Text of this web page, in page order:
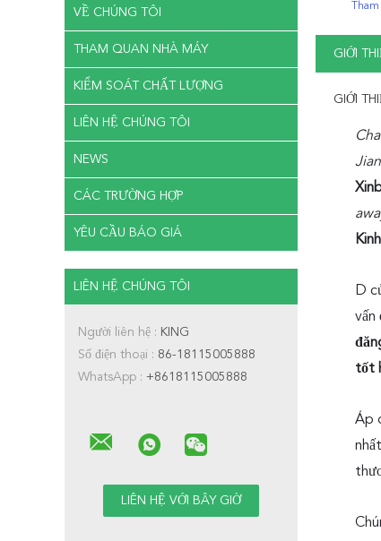
VỀ CHÚNG TÔI
THAM QUAN NHÀ MÁY
KIỂM SOÁT CHẤT LƯỢNG
LIÊN HỆ CHÚNG TÔI
NEWS
CÁC TRƯỜNG HỢP
YÊU CẦU BÁO GIÁ
LIÊN HỆ CHÚNG TÔI
Người liên hệ : KING
Số điện thoại : 86-18115005888
WhatsApp : +8618115005888
GIỚI
GIỚI
D
vấn
tốt
Áp